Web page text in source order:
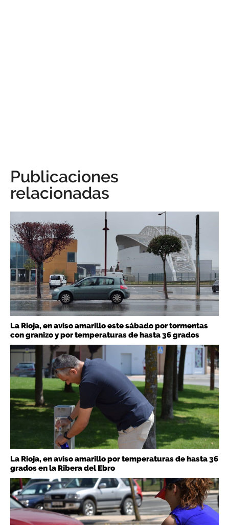
Publicaciones
relacionadas
La Rioja, en aviso amarillo este sábado por tormentas
con granizo y por temperaturas de hasta 36 grados
La Rioja, en aviso amarillo por temperaturas de hasta 36
grados en la Ribera del Ebro